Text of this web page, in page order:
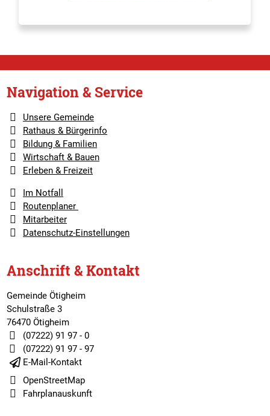
Navigation & Service
Unsere Gemeinde
Rathaus & Bürgerinfo
Bildung & Familien
Wirtschaft & Bauen
Erleben & Freizeit
Im Notfall
Routenplaner
Mitarbeiter
Datenschutz-Einstellungen
Anschrift & Kontakt
Gemeinde Ötigheim
Schulstraße 3
76470 Ötigheim
(07222) 91 97 - 0
(07222) 91 97 - 97
E-Mail-Kontakt
OpenStreetMap
Fahrplanauskunft